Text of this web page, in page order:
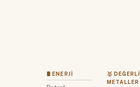
🛢 ENERJI
🥇 DEĞERLI
METALLER